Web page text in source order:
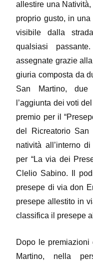
allestire una
proprio gusto, in
visibile dalla
qualsiasi
assegnate grazie
giuria composta da
San Martino,
l’aggiunta dei voti
premio per il
del Ricreatorio
natività all’interno
per “La via dei
Clelio Sabino. Il
presepe di via don
presepe allestito in
classifica il presepe
Dopo le
Martino, nella